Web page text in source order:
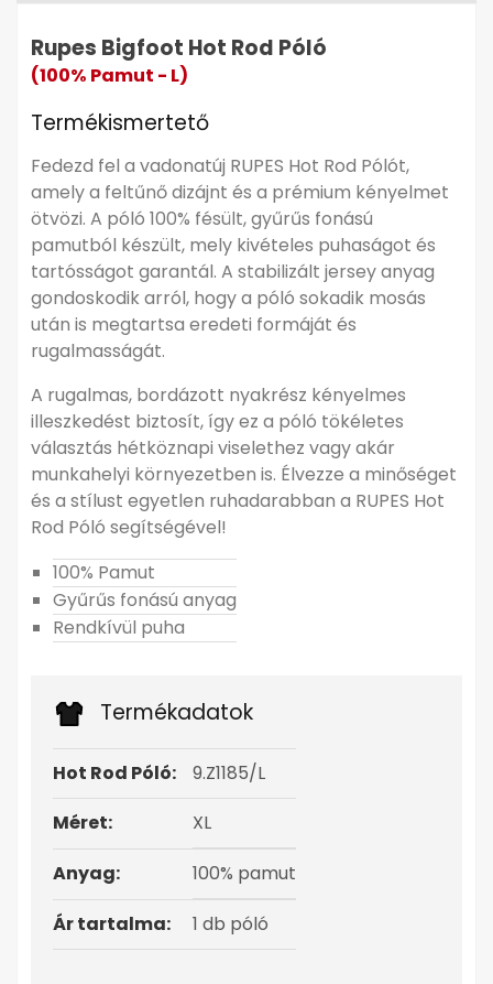
Rupes Bigfoot Hot Rod Póló
(100% Pamut - L)
Termékismertető
Fedezd fel a vadonatúj RUPES Hot Rod Pólót,
amely a feltűnő dizájnt és a prémium kényelmet
ötvözi. A póló 100% fésült, gyűrűs fonású
pamutból készült, mely kivételes puhaságot és
tartósságot garantál. A stabilizált jersey anyag
gondoskodik arról, hogy a póló sokadik mosás
után is megtartsa eredeti formáját és
rugalmasságát.
A rugalmas, bordázott nyakrész kényelmes
illeszkedést biztosít, így ez a póló tökéletes
választás hétköznapi viselethez vagy akár
munkahelyi környezetben is. Élvezze a minőséget
és a stílust egyetlen ruhadarabban a RUPES Hot
Rod Póló segítségével!
100% Pamut
Gyűrűs fonású anyag
Rendkívül puha
Termékadatok
Hot Rod Póló:
9.Z1185/L
Méret:
XL
Anyag:
100% pamut
Ár tartalma:
1 db póló